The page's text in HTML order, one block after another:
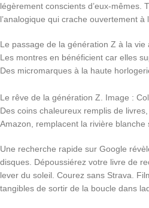
légèrement conscients d’eux-
l’analogique qui crache ouvertement
Le passage de la génération Z à la
Les montres en bénéficient car elles
Des micromarques à la haute
Le rêve de la génération Z. Image :
Des coins chaleureux remplis de
Amazon, remplacent la rivière blanche
Une recherche rapide sur Google
disques. Dépoussiérez votre livre de
lever du soleil. Courez sans Strava.
tangibles de sortir de la boucle dans